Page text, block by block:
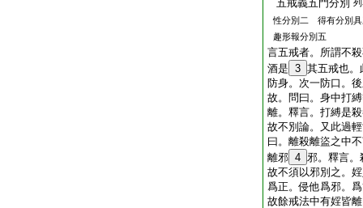
五戒義五門分別
性分別二 得有分別
趣形報分別五
言五戒者。所謂不
酒是 3 其五戒也。
防身。次一防口。
故。問曰。身中打
離。釋言。打縛是
故不別論。又此過
曰。離殺離盜之中
離邪 4 邪。釋言。
故不須以邪別之。
爲正。侵他爲邪。
故餘戒法中有婬皆